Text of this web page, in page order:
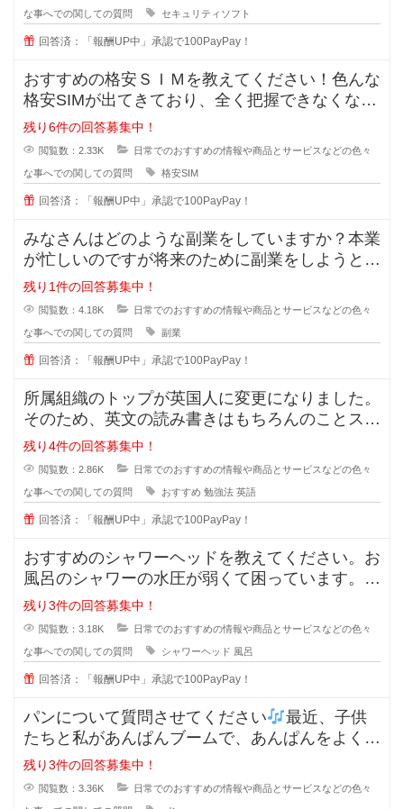
な事へでの関しての質問 セキュリティソフト
回答済：「報酬UP中」承認で100PayPay！
おすすめの格安ＳＩＭを教えてください！色んな
格安SIMが出てきており、全く把握できなくなっ
てきました。なので、皆さんが実
残り6件の回答募集中！
閲覧数：2.33K 日常でのおすすめの情報や商品とサービスなどの色々
な事へでの関しての質問 格安SIM
回答済：「報酬UP中」承認で100PayPay！
みなさんはどのような副業をしていますか？本業
が忙しいのですが将来のために副業をしようと思
います。手間が掛かっても構わない
残り1件の回答募集中！
閲覧数：4.18K 日常でのおすすめの情報や商品とサービスなどの色々
な事へでの関しての質問 副業
回答済：「報酬UP中」承認で100PayPay！
所属組織のトップが英国人に変更になりました。
そのため、英文の読み書きはもちろんのことスピ
ーキング及びリスニングスキルが必
残り4件の回答募集中！
閲覧数：2.86K 日常でのおすすめの情報や商品とサービスなどの色々
な事へでの関しての質問 おすすめ 勉強法 英語
回答済：「報酬UP中」承認で100PayPay！
おすすめのシャワーヘッドを教えてください。お
風呂のシャワーの水圧が弱くて困っています。最
近ではミラブルやリファなど値段が
残り3件の回答募集中！
閲覧数：3.18K 日常でのおすすめの情報や商品とサービスなどの色々
な事へでの関しての質問 シャワーヘッド 風呂
回答済：「報酬UP中」承認で100PayPay！
パンについて質問させてください
最近、子供
たちと私があんぱんブームで、あんぱんをよく購
入するようになった
残り3件の回答募集中！
閲覧数：3.36K 日常でのおすすめの情報や商品とサービスなどの色々